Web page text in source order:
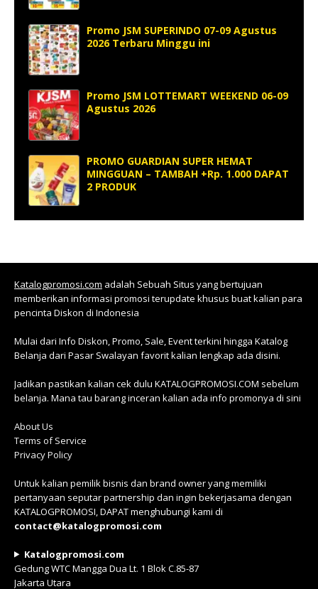
Promo JSM SUPERINDO 07-09 Agustus
2026 Terbaru Minggu ini
Promo JSM LOTTEMART WEEKEND 06-09
Agustus 2026
PROMO GUARDIAN SUPER HEMAT
MINGGUAN – TAMBAH +Rp. 1.000 DAPAT
2 PRODUK
Katalogpromosi.com adalah Sebuah Situs yang bertujuan
memberikan informasi promosi terupdate khusus buat kalian para
pencinta Diskon di Indonesia
Mulai dari Info Diskon, Promo, Sale, Event terkini hingga Katalog
Belanja dari Pasar Swalayan favorit kalian lengkap ada disini.
Jadikan pastikan kalian cek dulu KATALOGPROMOSI.COM sebelum
belanja. Mana tau barang inceran kalian ada info promonya di sini
About Us
Terms of Service
Privacy Policy
Untuk kalian pemilik bisnis dan brand owner yang memiliki
pertanyaan seputar partnership dan ingin bekerjasama dengan
KATALOGPROMOSI, DAPAT menghubungi kami di
contact@katalogpromosi.com
Katalogpromosi.com
Gedung WTC Mangga Dua Lt. 1 Blok C.85-87
Jakarta Utara